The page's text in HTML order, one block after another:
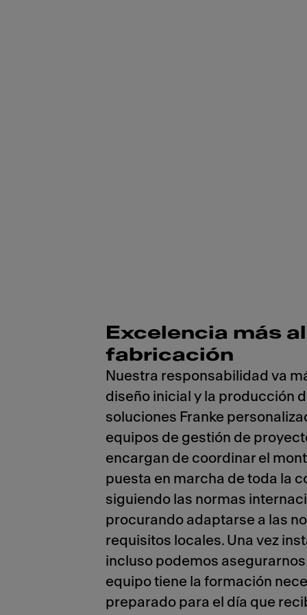
Excelencia más
fabricación
Nuestra responsabilidad va
diseño inicial y la producción
soluciones Franke
equipos de gestión de
encargan de coordinar el
puesta en marcha de toda la
siguiendo las normas
procurando adaptarse a las
requisitos locales. Una vez
incluso podemos asegurarnos
equipo tiene la formación
preparado para el día que